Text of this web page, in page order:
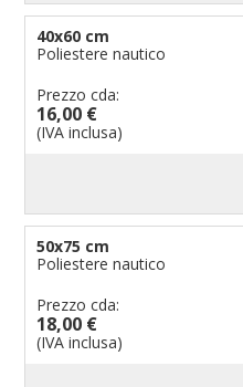
40x60 cm
Poliestere nautico
Prezzo cda:
16,00 €
(IVA inclusa)
50x75 cm
Poliestere nautico
Prezzo cda:
18,00 €
(IVA inclusa)